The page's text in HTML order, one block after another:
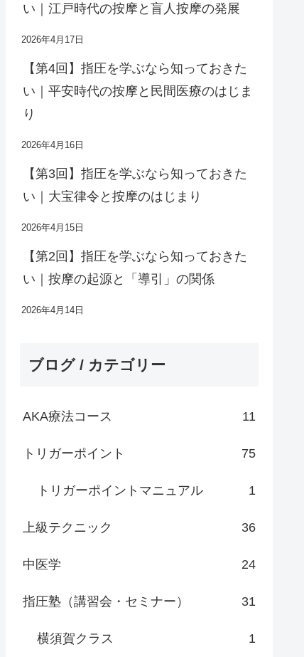
い｜江戸時代の按摩と盲人按摩の発展
2026年4月17日
【第4回】指圧を学ぶなら知っておきた
い｜平安時代の按摩と民間医療のはじま
り
2026年4月16日
【第3回】指圧を学ぶなら知っておきた
い｜大宝律令と按摩のはじまり
2026年4月15日
【第2回】指圧を学ぶなら知っておきた
い｜按摩の起源と「導引」の関係
2026年4月14日
ブログ / カテゴリー
AKA療法コース 11
トリガーポイント 75
トリガーポイントマニュアル 1
上級テクニック 36
中医学 24
指圧塾（講習会・セミナー） 31
横須賀クラス 1